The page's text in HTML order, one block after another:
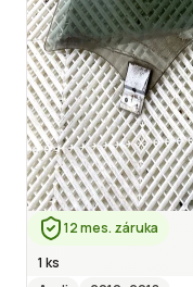
12 mes. záruka
1 ks